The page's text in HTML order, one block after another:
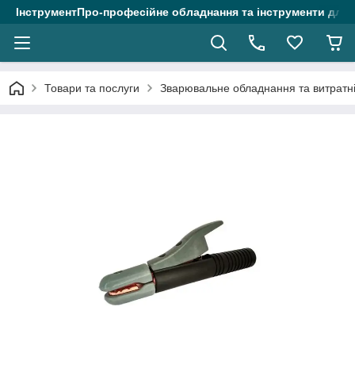
ІнструментПро-професійне обладнання та інструменти для
Товари та послуги Зварювальне обладнання та